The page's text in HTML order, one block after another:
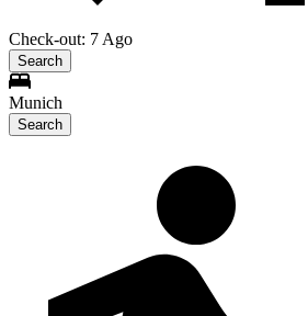
Check-out: 7 Ago
Search
Munich
Search